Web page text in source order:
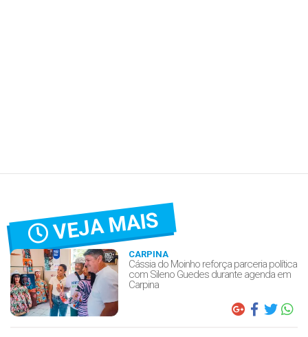
VEJA MAIS
CARPINA
Cássia do Moinho reforça parceria política
com Sileno Guedes durante agenda em
Carpina